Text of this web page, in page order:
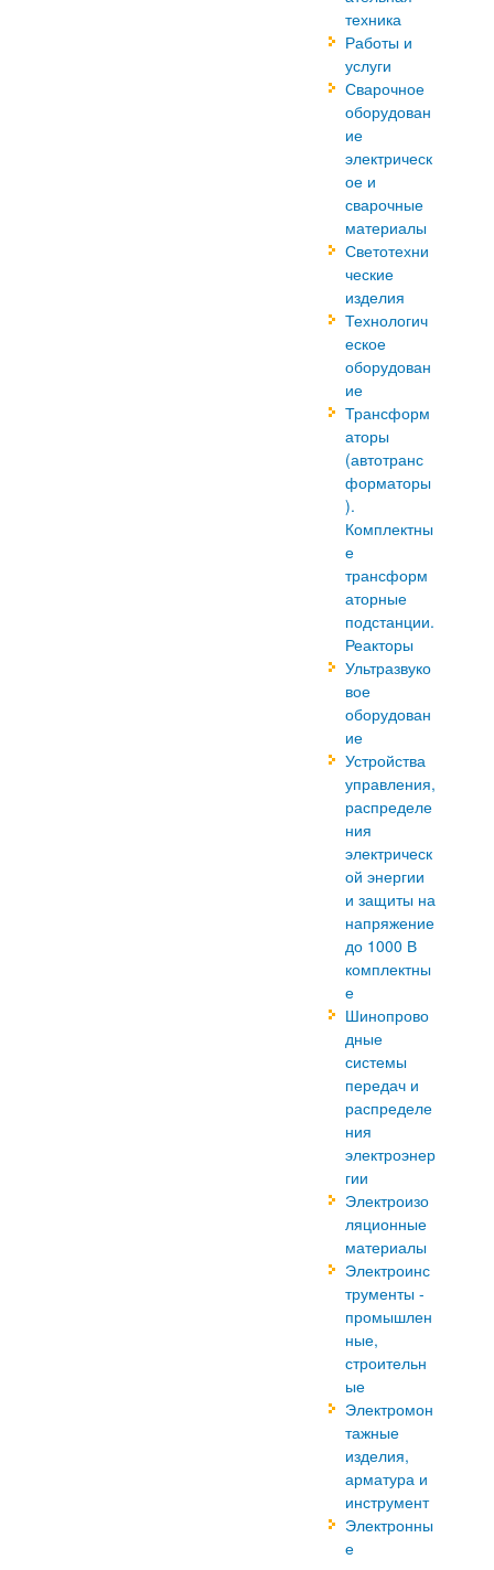
техника
Работы и
услуги
Сварочное
оборудован
ие
электрическ
ое и
сварочные
материалы
Светотехни
ческие
изделия
Технологич
еское
оборудован
ие
Трансформ
аторы
(автотранс
форматоры
).
Комплектны
е
трансформ
аторные
подстанции.
Реакторы
Ультразвуко
вое
оборудован
ие
Устройства
управления,
распределе
ния
электрическ
ой энергии
и защиты на
напряжение
до 1000 В
комплектны
е
Шинопрово
дные
системы
передач и
распределе
ния
электроэнер
гии
Электроизо
ляционные
материалы
Электроинс
трументы -
промышлен
ные,
строительн
ые
Электромон
тажные
изделия,
арматура и
инструмент
Электронны
е